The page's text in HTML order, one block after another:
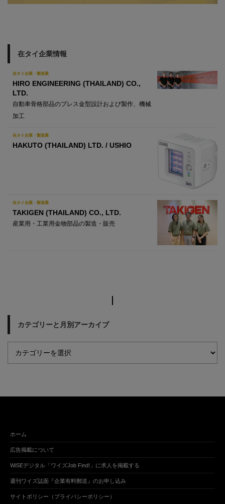
在タイ企業情報
在タイ企業・製造業
HIRO ENGINEERING (THAILAND) CO.,
LTD.
自動車骨格部品のプレス金型設計および製作、機械
加工
在タイ企業・製造業
HAKUTO (THAILAND) LTD. / USHIO
在タイ企業・製造業
TAKIGEN (THAILAND) CO., LTD.
産業用・工業用金物部品の製造・販売
カテゴリーと月別アーカイブ
ホーム
広告掲載について
WiSEデジタル「ワイズJob Find!」に求人を掲載する
週刊ワイズ誌面『企業有料郵送』のお申し込み
サイトポリシー（プライバシーポリシー）